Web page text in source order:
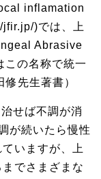
inflamation
)では、上
Abrasive
この名称で統一
先生著書）
せば不調が消
が続いたら慢性
いますが、上
でさまざまな